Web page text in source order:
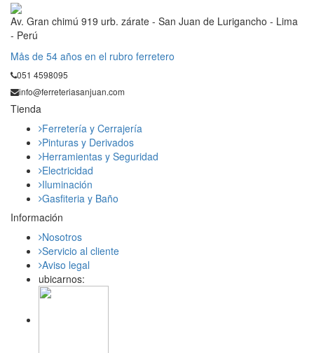
Av. Gran chimú 919 urb. zárate - San Juan de Lurigancho - Lima
- Perú
Mås de 54 años en el rubro ferretero
051 4598095
info@ferreteriasanjuan.com
Tienda
Ferretería y Cerrajería
Pinturas y Derivados
Herramientas y Seguridad
Electricidad
Iluminación
Gasfiteria y Baño
Información
Nosotros
Servicio al cliente
Aviso legal
ubicarnos: